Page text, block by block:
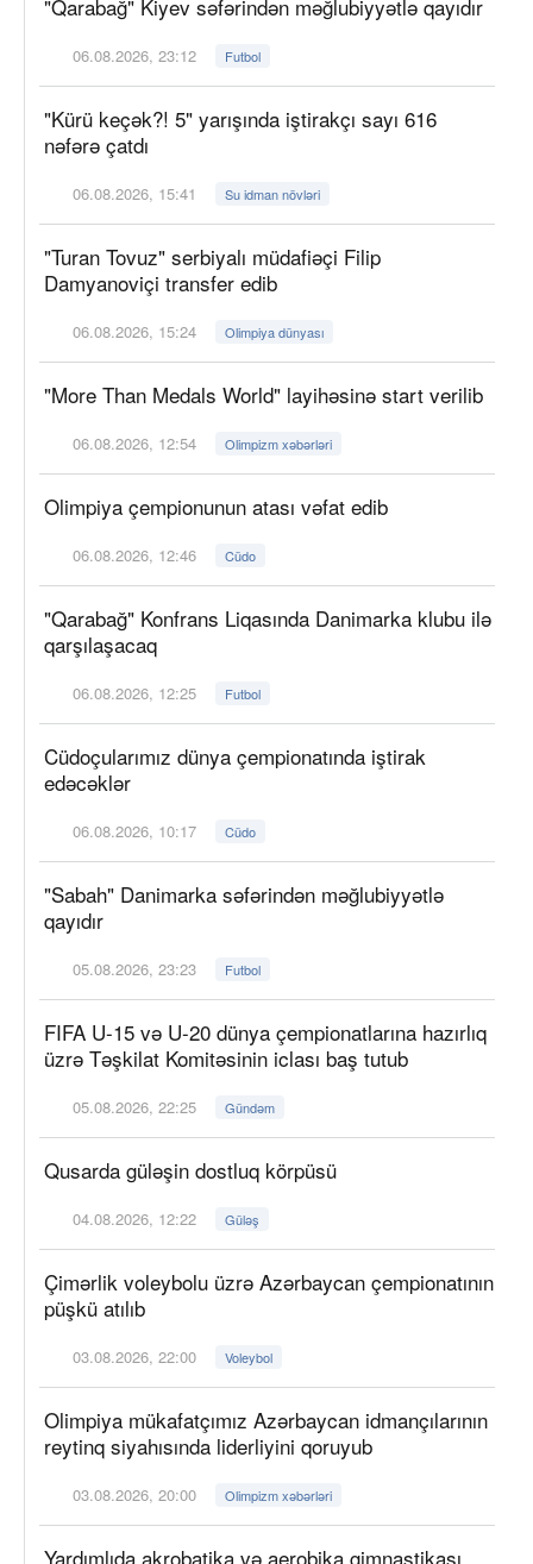
"Qarabağ" Kiyev səfərindən məğlubiyyətlə qayıdır
06.08.2026, 23:12 Futbol
"Kürü keçək?! 5" yarışında iştirakçı sayı 616
nəfərə çatdı
06.08.2026, 15:41 Su idman növləri
"Turan Tovuz" serbiyalı müdafiəçi Filip
Damyanoviçi transfer edib
06.08.2026, 15:24 Olimpiya dünyası
"More Than Medals World" layihəsinə start verilib
06.08.2026, 12:54 Olimpizm xəbərləri
Olimpiya çempionunun atası vəfat edib
06.08.2026, 12:46 Cüdo
"Qarabağ" Konfrans Liqasında Danimarka klubu ilə
qarşılaşacaq
06.08.2026, 12:25 Futbol
Cüdoçularımız dünya çempionatında iştirak
edəcəklər
06.08.2026, 10:17 Cüdo
"Sabah" Danimarka səfərindən məğlubiyyətlə
qayıdır
05.08.2026, 23:23 Futbol
FIFA U-15 və U-20 dünya çempionatlarına hazırlıq
üzrə Təşkilat Komitəsinin iclası baş tutub
05.08.2026, 22:25 Gündəm
Qusarda güləşin dostluq körpüsü
04.08.2026, 12:22 Güləş
Çimərlik voleybolu üzrə Azərbaycan çempionatının
püşkü atılıb
03.08.2026, 22:00 Voleybol
Olimpiya mükafatçımız Azərbaycan idmançılarının
reytinq siyahısında liderliyini qoruyub
03.08.2026, 20:00 Olimpizm xəbərləri
Yardımlıda akrobatika və aerobika gimnastikası